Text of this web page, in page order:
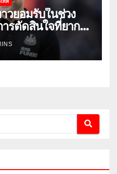
ทศ
วยอมรับในช่วง
ารตัดสินใจที่ยาก